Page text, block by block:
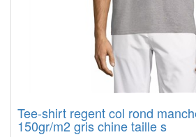
Tee-shirt regent col rond
150gr/m2 gris chine taille s